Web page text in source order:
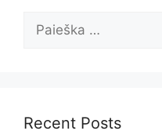
Recent Posts